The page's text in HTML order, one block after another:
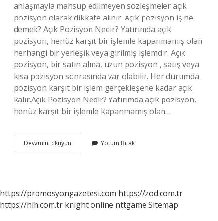
anlaşmayla mahsup edilmeyen sözleşmeler açık
pozisyon olarak dikkate alınır. Açık pozisyon iş ne
demek? Açık Pozisyon Nedir? Yatırımda açık
pozisyon, henüz karşıt bir işlemle kapanmamış olan
herhangi bir yerleşik veya girilmiş işlemdir. Açık
pozisyon, bir satın alma, uzun pozisyon , satış veya
kısa pozisyon sonrasında var olabilir. Her durumda,
pozisyon karşıt bir işlem gerçekleşene kadar açık
kalır.Açık Pozisyon Nedir? Yatırımda açık pozisyon,
henüz karşıt bir işlemle kapanmamış olan…
Devamını okuyun Ekonomide
Açık
Yorum Bırak
https://promosyongazetesi.com https://zod.com.tr
https://hih.com.tr knight online nttgame Sitemap